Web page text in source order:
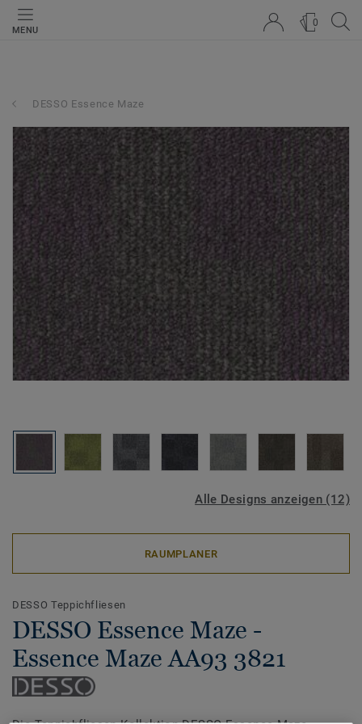
MENU
0
DESSO Essence Maze
Alle Designs anzeigen (12)
RAUMPLANER
DESSO Teppichfliesen
DESSO Essence Maze -
Essence Maze AA93 3821